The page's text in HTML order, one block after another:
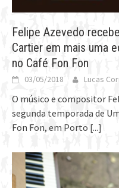
Felipe Azevedo
Cartier em mais uma
no Café Fon Fon
03/05/2018 Lucas
O músico e compositor
segunda temporada de
Fon Fon, em Porto [...]